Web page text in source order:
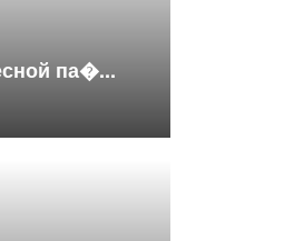
па�...